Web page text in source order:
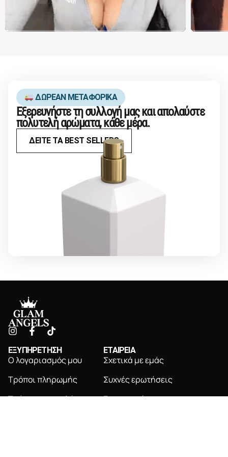
ΔΩΡΕΑΝ ΜΕΤΑΦΟΡΙΚΑ
Εξερευνήστε τη συλλογή μας και απολαύστε
πολυτελή αρώματα, κάθε μέρα.
ΔΕΙΤΕ ΤΑ BEST SELLERS
ΕΞΥΠΗΡΕΤΗΣΗ
Ο λογαριασμός μου
Τρόποι πληρωμής
Τρόποι αποστολής
ΕΤΑΙΡΕΙΑ
Σχετικά με εμάς
Συχνές ερωτήσεις
Επικοινωνία